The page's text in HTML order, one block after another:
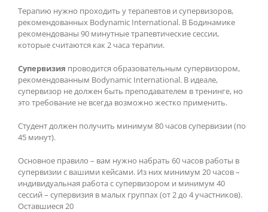
Терапию нужно проходить у терапевтов и супервизоров,
рекомендованных Bodynamic International. В Бодинамике
рекомендованы 90 минутные трапевтические сессии,
которые считаются как 2 часа терапии.
Супервизия проводится образовательным супервизором,
рекомендованным Bodynamic International. В идеале,
супервизор не должен быть преподавателем в тренинге, но
это требование не всегда возможно жестко применить.
Студент должен получить минимум 80 часов супервизии (по
45 минут).
Основное правило – вам нужно набрать 60 часов работы в
супервизии с вашими кейсами. Из них минимум 20 часов –
индивидуальная работа с супервизором и минимум 40
сессий – супервизия в малых группах (от 2 до 4 участников).
Оставшиеся 20